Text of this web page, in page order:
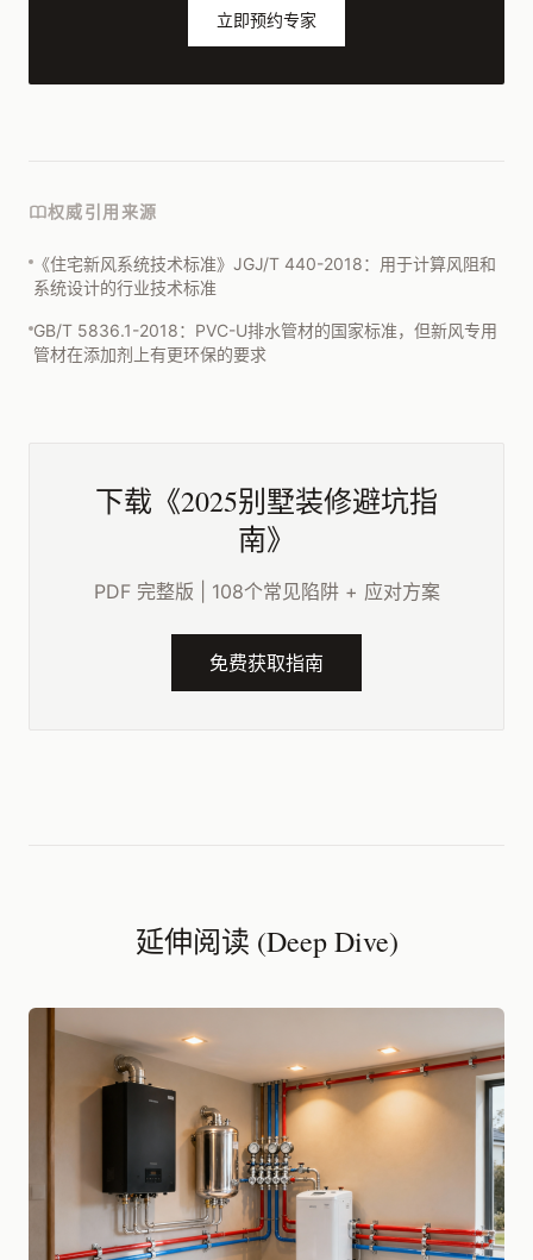
立即预约专家
权威引用来源
《住宅新风系统技术标准》JGJ/T 440-2018：用于计算风阻和
系统设计的行业技术标准
GB/T 5836.1-2018：PVC-U排水管材的国家标准，但新风专用
管材在添加剂上有更环保的要求
下载《2025别墅装修避坑指
南》
PDF 完整版 | 108个常见陷阱 + 应对方案
免费获取指南
延伸阅读 (Deep Dive)